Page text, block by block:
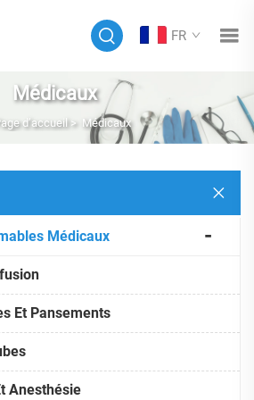
FR
Médicaux
d’accueil> Médicaux
Médicaux
Et Pansements
Anesthésie